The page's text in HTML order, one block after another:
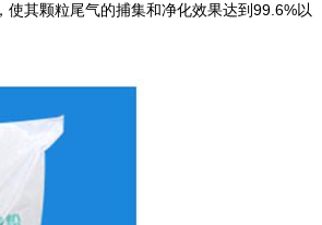
其颗粒尾气的捕集和净化效果达到99.6%以